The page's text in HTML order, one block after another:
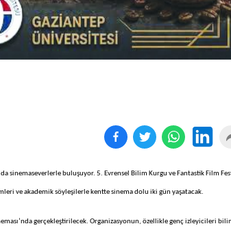
sinemaseverlerle buluşuyor. 5. Evrensel Bilim Kurgu ve Fantastik Film
ve akademik söyleşilerle kentte sinema dolu iki gün yaşatacak.
gerçekleştirilecek. Organizasyonun, özellikle genç izleyicileri